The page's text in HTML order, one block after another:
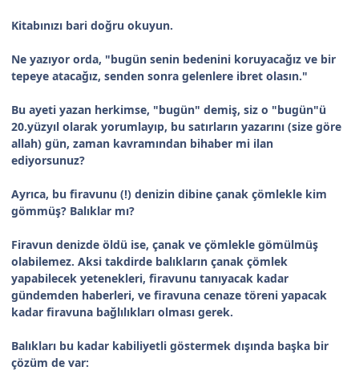
Kitabınızı bari doğru okuyun.
Ne yazıyor orda, "bugün senin bedenini koruyacağız ve bir
tepeye atacağız, senden sonra gelenlere ibret olasın."
Bu ayeti yazan herkimse, "bugün" demiş, siz o "bugün"ü
20.yüzyıl olarak yorumlayıp, bu satırların yazarını (size göre
allah) gün, zaman kavramından bihaber mi ilan
ediyorsunuz?
Ayrıca, bu firavunu (!) denizin dibine çanak çömlekle kim
gömmüş? Balıklar mı?
Firavun denizde öldü ise, çanak ve çömlekle gömülmüş
olabilemez. Aksi takdirde balıkların çanak çömlek
yapabilecek yetenekleri, firavunu tanıyacak kadar
gündemden haberleri, ve firavuna cenaze töreni yapacak
kadar firavuna bağlılıkları olması gerek.
Balıkları bu kadar kabiliyetli göstermek dışında başka bir
çözüm de var: